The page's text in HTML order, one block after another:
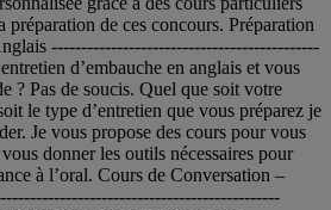
préparation de ces concours. Préparation
---------------------------------------------
d’embauche en anglais et vous
? Pas de soucis. Quel que soit votre
le type d’entretien que vous préparez je
Je vous propose des cours pour vous
donner les outils nécessaires pour
à l’oral. Cours de Conversation –